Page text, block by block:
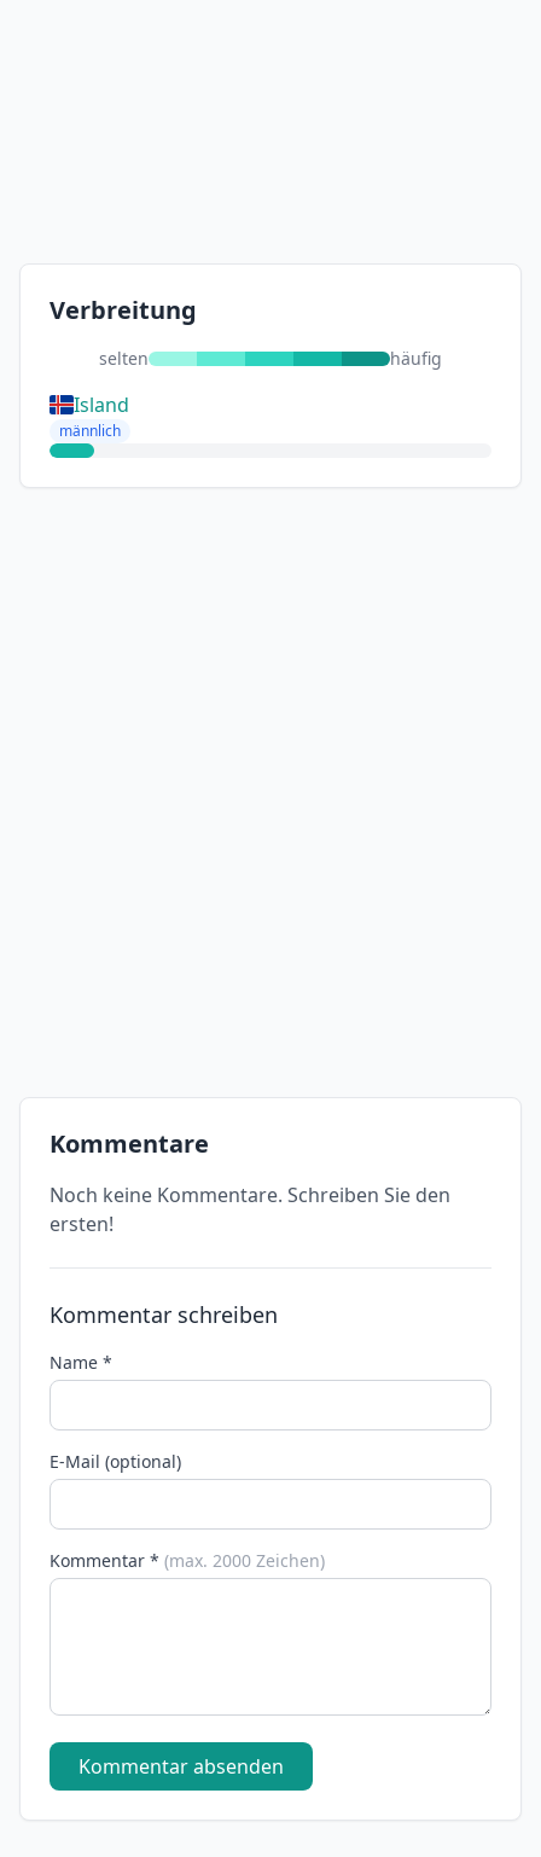
Verbreitung
selten häufig
Island
männlich
Kommentare
Noch keine Kommentare. Schreiben Sie den
ersten!
Kommentar schreiben
Name *
E-Mail (optional)
Kommentar * (max. 2000 Zeichen)
Kommentar absenden